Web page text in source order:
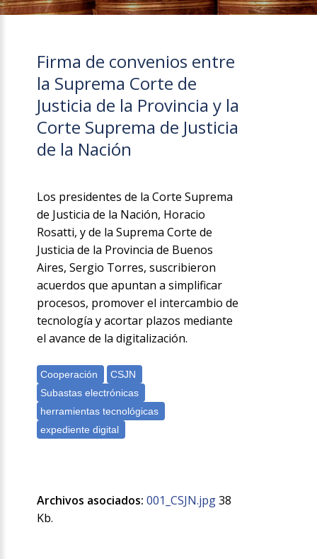
Firma de convenios entre
la Suprema Corte de
Justicia de la Provincia y la
Corte Suprema de Justicia
de la Nación
Los presidentes de la Corte Suprema
de Justicia de la Nación, Horacio
Rosatti, y de la Suprema Corte de
Justicia de la Provincia de Buenos
Aires, Sergio Torres, suscribieron
acuerdos que apuntan a simplificar
procesos, promover el intercambio de
tecnología y acortar plazos mediante
el avance de la digitalización.
Archivos asociados: 001_CSJN.jpg38
Kb.